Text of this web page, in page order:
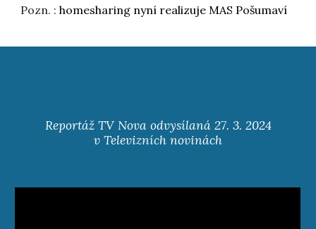
Pozn. :homesharing nyní realizuje MAS Pošumaví
Reportáž TV Nova odvysílaná 27. 3. 2024
v Televizních novinách